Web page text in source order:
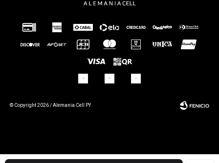
© Copyright 2026 / Alemania Cell PY